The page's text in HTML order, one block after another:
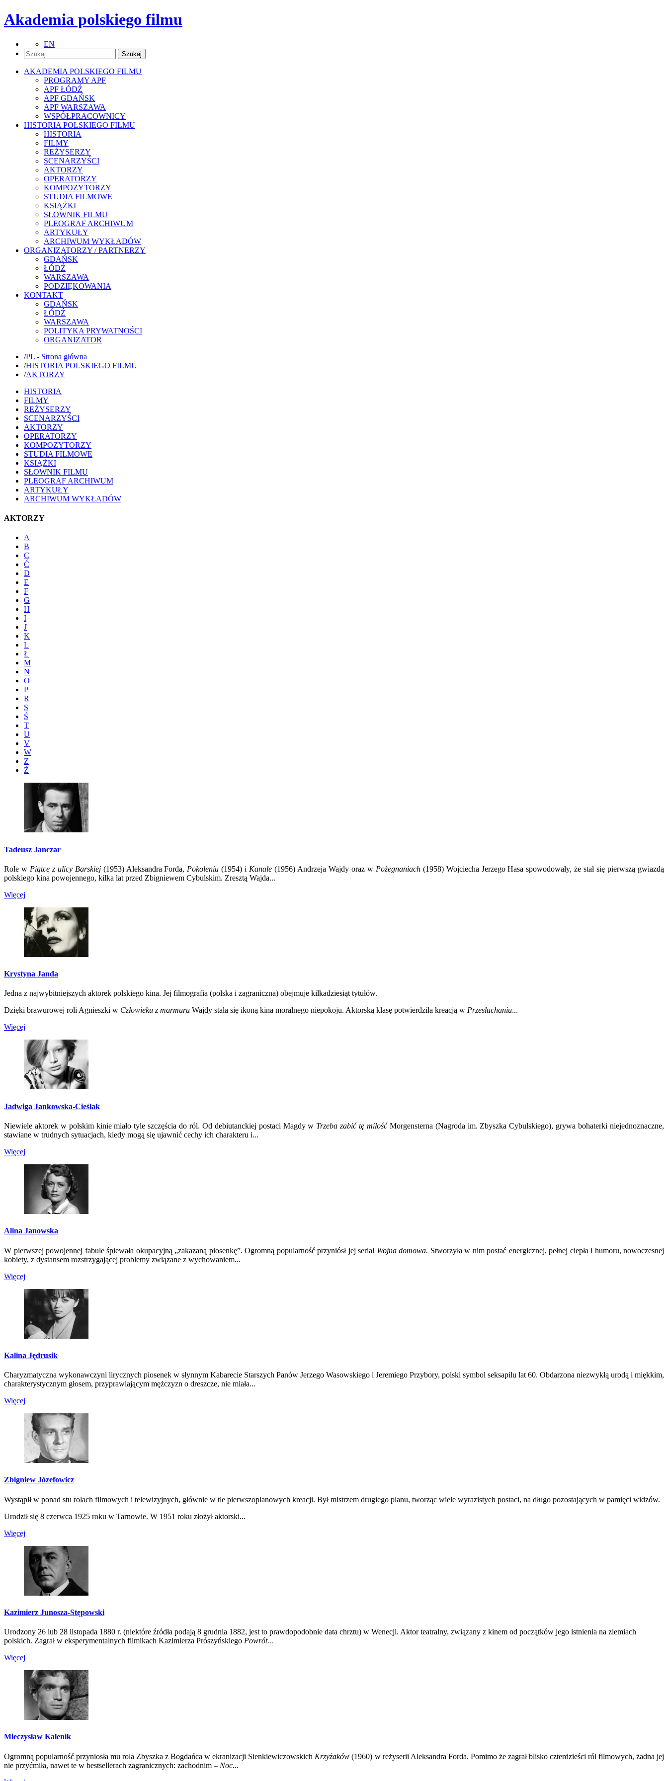
Akademia polskiego filmu
EN
AKADEMIA POLSKIEGO FILMU
PROGRAMY APF
APF ŁÓDŹ
APF GDAŃSK
APF WARSZAWA
WSPÓŁPRACOWNICY
HISTORIA POLSKIEGO FILMU
HISTORIA
FILMY
REŻYSERZY
SCENARZYŚCI
AKTORZY
OPERATORZY
KOMPOZYTORZY
STUDIA FILMOWE
KSIĄŻKI
SŁOWNIK FILMU
PLEOGRAF ARCHIWUM
ARTYKUŁY
ARCHIWUM WYKŁADÓW
ORGANIZATORZY / PARTNERZY
GDAŃSK
ŁÓDŹ
WARSZAWA
PODZIĘKOWANIA
KONTAKT
GDAŃSK
ŁÓDŹ
WARSZAWA
POLITYKA PRYWATNOŚCI
ORGANIZATOR
/PL - Strona główna
/HISTORIA POLSKIEGO FILMU
/AKTORZY
HISTORIA
FILMY
REŻYSERZY
SCENARZYŚCI
AKTORZY
OPERATORZY
KOMPOZYTORZY
STUDIA FILMOWE
KSIĄŻKI
SŁOWNIK FILMU
PLEOGRAF ARCHIWUM
ARTYKUŁY
ARCHIWUM WYKŁADÓW
AKTORZY
A
B
C
Ć
D
E
F
G
H
I
J
K
L
Ł
M
N
O
P
R
S
Ś
T
U
V
W
Z
Ż
Tadeusz Janczar
Role w Piątce z ulicy Barskiej(1953) Aleksandra Forda, Pokoleniu (1954) i Kanale (1956) Andrzeja Wajdy oraz w Pożegnaniach(1958) Wojciecha Jerzego Hasa spowodowały, że stał się pierwszą gwiazdą
polskiego kina powojennego, kilka lat przed Zbigniewem Cybulskim. Zresztą Wajda...
Więcej
Krystyna Janda
Jedna z najwybitniejszych aktorek polskiego kina. Jej filmografia (polska i zagraniczna) obejmuje kilkadziesiąt tytułów.
Dzięki brawurowej roli Agnieszki w Człowieku z marmuru Wajdy stała się ikoną kina moralnego niepokoju. Aktorską klasę potwierdziła kreacją w Przesłuchaniu...
Więcej
Jadwiga Jankowska-Cieślak
Niewiele aktorek w polskim kinie miało tyle szczęścia do ról. Od debiutanckiej postaci Magdy w Trzeba zabić tę miłośćMorgensterna (Nagroda im. Zbyszka Cybulskiego), grywa bohaterki niejednoznaczne,
stawiane w trudnych sytuacjach, kiedy mogą się ujawnić cechy ich charakteru i...
Więcej
Alina Janowska
W pierwszej powojennej fabule śpiewała okupacyjną „zakazaną piosenkę”. Ogromną popularność przyniósł jej serial Wojna domowa. Stworzyła w nim postać energicznej, pełnej ciepła i humoru, nowoczesnej
kobiety, z dystansem rozstrzygającej problemy związane z wychowaniem...
Więcej
Kalina Jędrusik
Charyzmatyczna wykonawczyni lirycznych piosenek w słynnym Kabarecie Starszych Panów Jerzego Wasowskiego i Jeremiego Przybory, polski symbol seksapilu lat 60. Obdarzona niezwykłą urodą i miękkim,
charakterystycznym głosem, przyprawiającym mężczyzn o dreszcze, nie miała...
Więcej
Zbigniew Józefowicz
Wystąpił w ponad stu rolach filmowych i telewizyjnych, głównie w tle pierwszoplanowych kreacji. Był mistrzem drugiego planu, tworząc wiele wyrazistych postaci, na długo pozostających w pamięci widzów.
Urodził się 8 czerwca 1925 roku w Tarnowie. W 1951 roku złożył aktorski...
Więcej
Kazimierz Junosza-Stępowski
Urodzony 26 lub 28 listopada 1880 r. (niektóre źródła podają 8 grudnia 1882, jest to prawdopodobnie data chrztu) w Wenecji. Aktor teatralny, związany z kinem od początków jego istnienia na ziemiach
polskich. Zagrał w eksperymentalnych filmikach Kazimierza Prószyńskiego Powrót...
Więcej
Mieczysław Kalenik
Ogromną popularność przyniosła mu rola Zbyszka z Bogdańca w ekranizacji Sienkiewiczowskich Krzyżaków (1960) w reżyserii Aleksandra Forda. Pomimo że zagrał blisko czterdzieści ról filmowych, żadna jej
nie przyćmiła, nawet te w bestsellerach zagranicznych: zachodnim – Noc...